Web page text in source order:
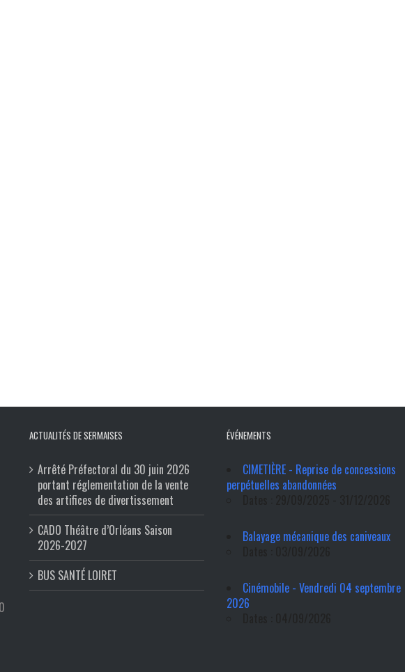
ACTUALITÉS DE SERMAISES
Arrêté Préfectoral du 30 juin 2026
portant réglementation de la vente
des artifices de divertissement
CADO Théâtre d’Orléans Saison
2026-2027
BUS SANTÉ LOIRET
ÉVÉNEMENTS
CIMETIÈRE - Reprise de concessions
perpétuelles abandonnées
Balayage mécanique des caniveaux
Cinémobile - Vendredi 04 septembre
2026